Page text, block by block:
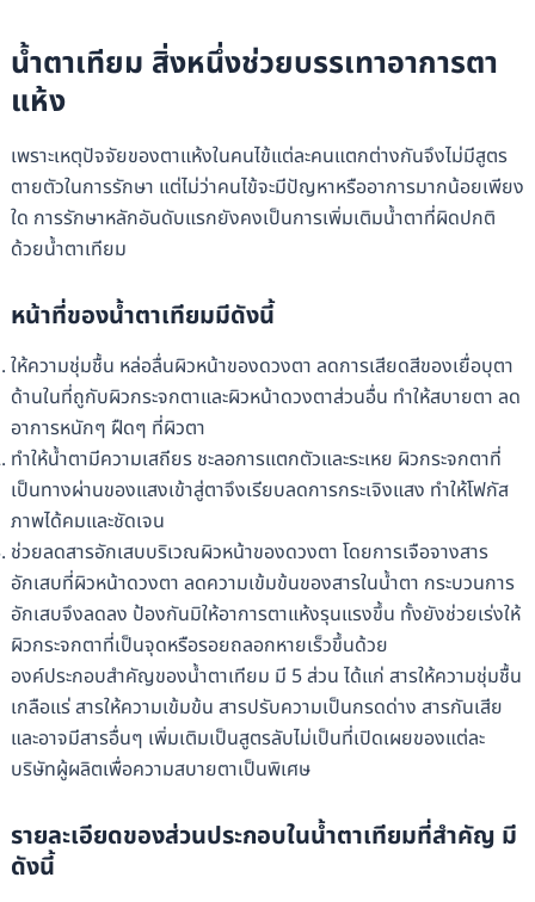
น้ำตาเทียม สิ่งหนึ่งช่วยบรรเทาอาการตา
แห้ง
เพราะเหตุปัจจัยของตาแห้งในคนไข้แต่ละคนแตกต่างกันจึงไม่มีสูตร
ตายตัวในการรักษา แต่ไม่ว่าคนไข้จะมีปัญหาหรืออาการมากน้อยเพียง
ใด การรักษาหลักอันดับแรกยังคงเป็นการเพิ่มเติมน้ำตาที่ผิดปกติ
ด้วยน้ำตาเทียม
หน้าที่ของน้ำตาเทียมมีดังนี้
ให้ความชุ่มชื้น หล่อลื่นผิวหน้าของดวงตา ลดการเสียดสีของเยื่อบุตา
ด้านในที่ถูกับผิวกระจกตาและผิวหน้าดวงตาส่วนอื่น ทำให้สบายตา ลด
อาการหนักๆ ฝืดๆ ที่ผิวตา
ทำให้น้ำตามีความเสถียร ชะลอการแตกตัวและระเหย ผิวกระจกตาที่
เป็นทางผ่านของแสงเข้าสู่ตาจึงเรียบลดการกระเจิงแสง ทำให้โฟกัส
ภาพได้คมและชัดเจน
ช่วยลดสารอักเสบบริเวณผิวหน้าของดวงตา โดยการเจือจางสาร
อักเสบที่ผิวหน้าดวงตา ลดความเข้มข้นของสารในน้ำตา กระบวนการ
อักเสบจึงลดลง ป้องกันมิให้อาการตาแห้งรุนแรงขึ้น ทั้งยังช่วยเร่งให้
ผิวกระจกตาที่เป็นจุดหรือรอยถลอกหายเร็วขึ้นด้วย
องค์ประกอบสำคัญของน้ำตาเทียม มี 5 ส่วน ได้แก่ สารให้ความชุ่มชื้น
เกลือแร่ สารให้ความเข้มข้น สารปรับความเป็นกรดด่าง สารกันเสีย
และอาจมีสารอื่นๆ เพิ่มเติมเป็นสูตรลับไม่เป็นที่เปิดเผยของแต่ละ
บริษัทผู้ผลิตเพื่อความสบายตาเป็นพิเศษ
รายละเอียดของส่วนประกอบในน้ำตาเทียมที่สำคัญ มี
ดังนี้